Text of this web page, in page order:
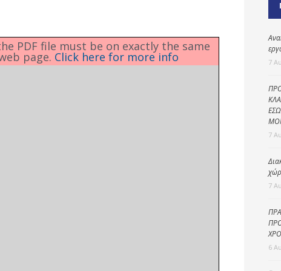
Δημοτική
αστυνομία
PDF file must be on exactly the same
page. Click here for more info 7
7
7
6